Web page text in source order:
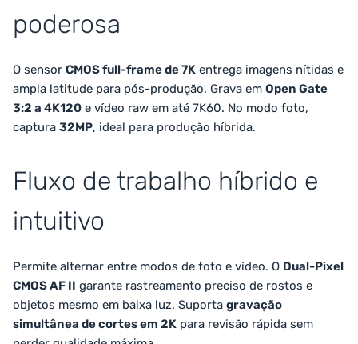
poderosa
O sensor CMOS full-frame de 7K entrega imagens nítidas e
ampla latitude para pós-produção. Grava em Open Gate
3:2 a 4K120 e vídeo raw em até 7K60. No modo foto,
captura 32MP, ideal para produção híbrida.
Fluxo de trabalho híbrido e
intuitivo
Permite alternar entre modos de foto e vídeo. O Dual-Pixel
CMOS AF II garante rastreamento preciso de rostos e
objetos mesmo em baixa luz. Suporta gravação
simultânea de cortes em 2K para revisão rápida sem